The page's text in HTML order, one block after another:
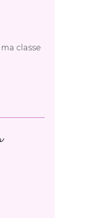
classe